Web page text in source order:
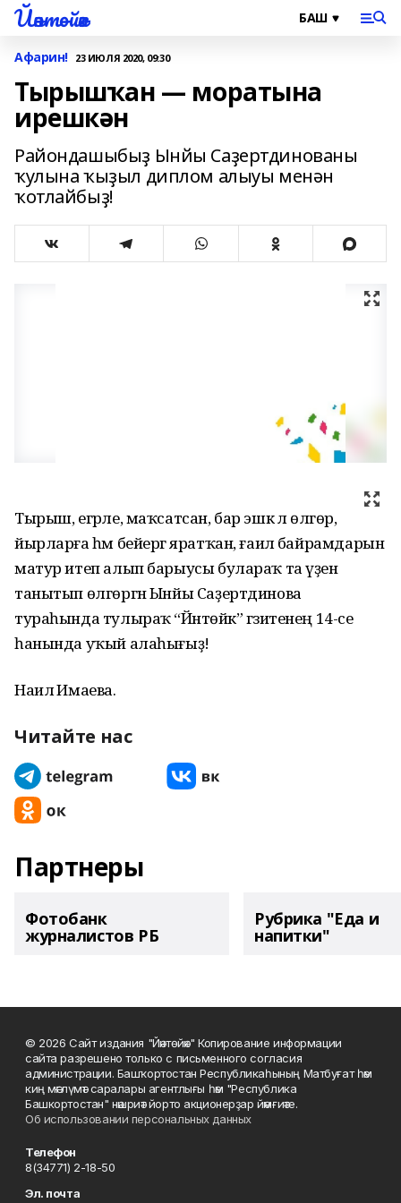
Йәнтөйәк
Афарин! 23 ИЮЛЯ 2020, 09:30
Тырышҡан — моратына
ирешкән
Райондашыбыҙ Ынйы Саҙертдинованы
ҡулына ҡыҙыл диплом алыуы менән
ҡотлайбыҙ!
Тырыш, егәрле, маҡсатсан, бар эшкә лә өлгөр,
йырларға һәм бейергә яратҡан, ғаилә байрамдарын
матур итеп алып барыусы булараҡ та үҙен
танытып өлгөргән Ынйы Саҙертдинова
тураһында тулыраҡ “Йәнтөйәк” гәзитенең 14-се
һанында уҡый алаһығыҙ!
Наилә Имаева.
Читайте нас
Партнеры
Фотобанк
журналистов РБ
Рубрика "Еда и
напитки"
© 2026 Сайт издания "Йәнтөйәк" Копирование информации
сайта разрешено только с письменного согласия
администрации. Башҡортостан Республикаһының Матбуғат һәм
киң мәғлүмәт саралары агентлығы һәм "Республика
Башкортостан" нәшриәт йорто акционерҙар йәмғиәте.
Об использовании персональных данных
Телефон
8(34771) 2-18-50
Эл. почта